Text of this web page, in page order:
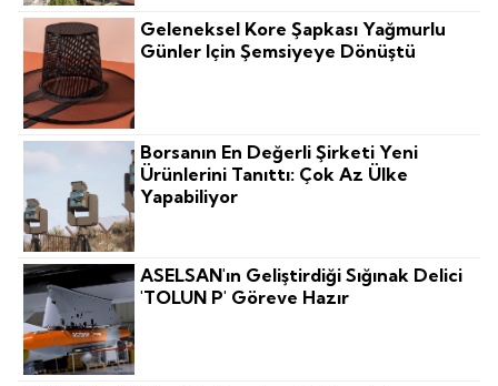
Geleneksel Kore Şapkası Yağmurlu
Günler Için Şemsiyeye Dönüştü
Borsanın En Değerli Şirketi Yeni
Ürünlerini Tanıttı: Çok Az Ülke
Yapabiliyor
ASELSAN'ın Geliştirdiği Sığınak Delici
'TOLUN P' Göreve Hazır